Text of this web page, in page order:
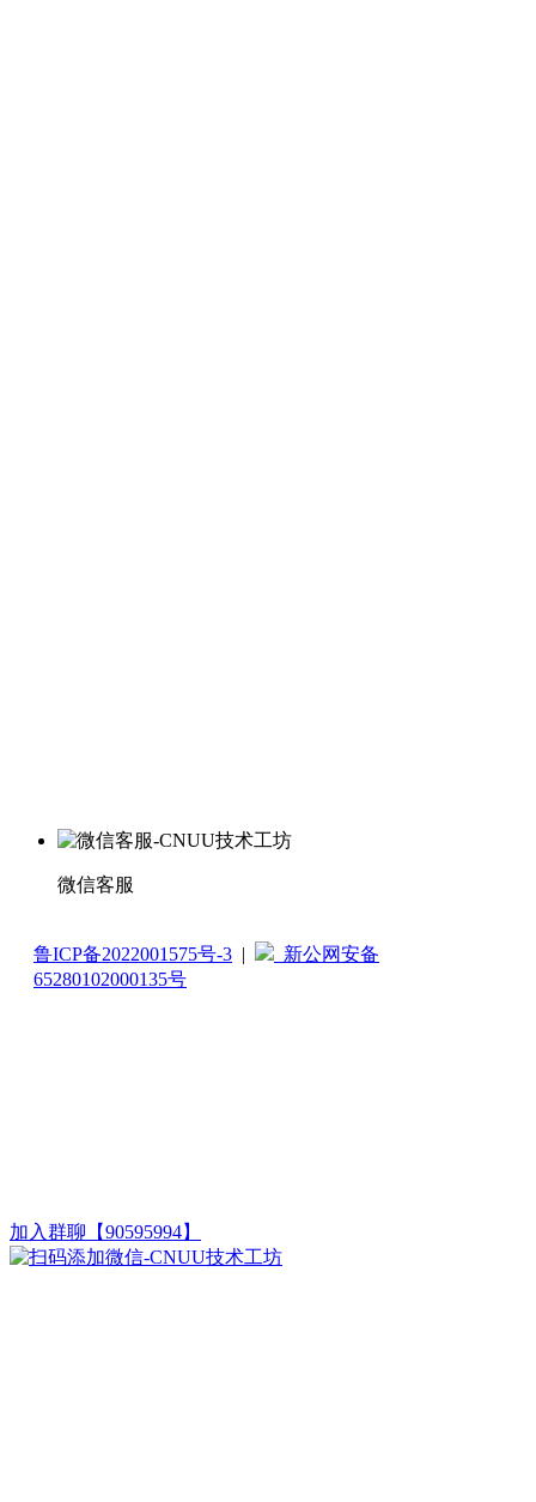
微信客服
鲁ICP备2022001575号-3 |
新公网安备
65280102000135号
加入群聊【90595994】